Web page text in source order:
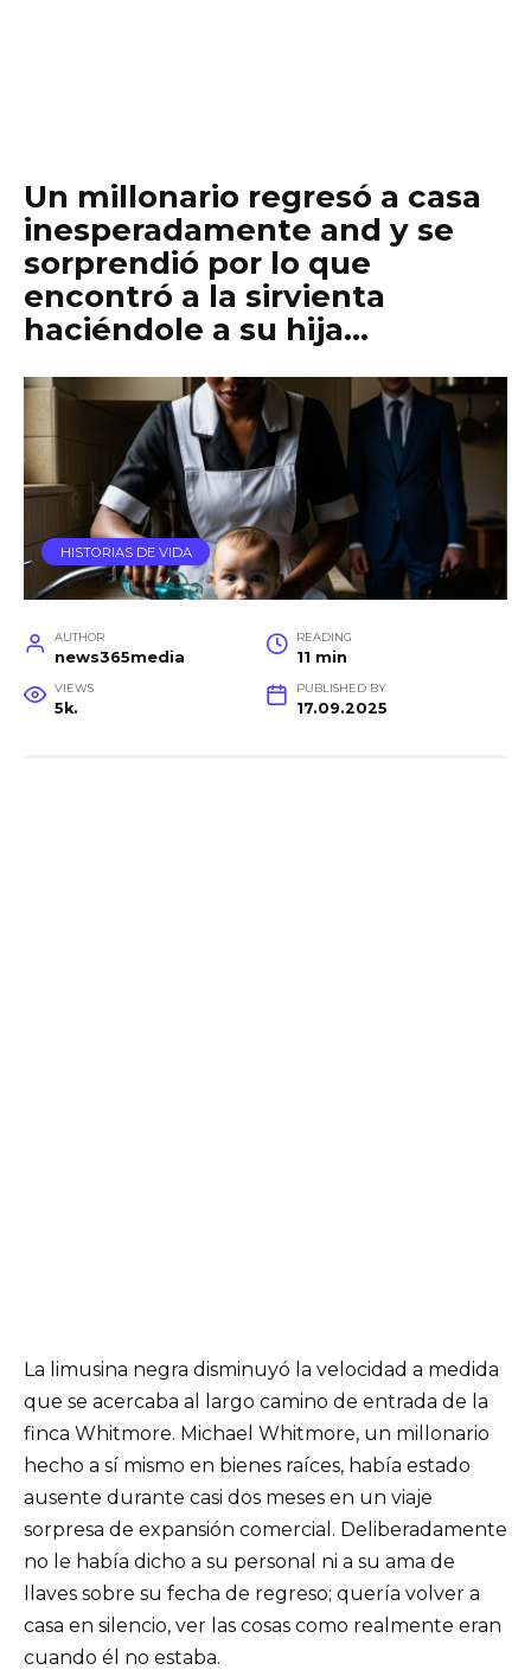
Un millonario regresó a casa
inesperadamente and y se
sorprendió por lo que
encontró a la sirvienta
haciéndole a su hija…
HISTORIAS DE VIDA
AUTHOR
news365media
READING
11 min
VIEWS
5k.
PUBLISHED BY
17.09.2025
La limusina negra disminuyó la velocidad a medida
que se acercaba al largo camino de entrada de la
finca Whitmore. Michael Whitmore, un millonario
hecho a sí mismo en bienes raíces, había estado
ausente durante casi dos meses en un viaje
sorpresa de expansión comercial. Deliberadamente
no le había dicho a su personal ni a su ama de
llaves sobre su fecha de regreso; quería volver a
casa en silencio, ver las cosas como realmente eran
cuando él no estaba.